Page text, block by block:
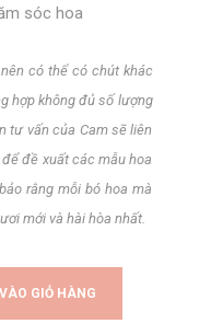
sóc hoa
có thể có chút khác
hợp không đủ số lượng
tư vấn của Cam sẽ liên
đề xuất các mẫu hoa
rằng mỗi bó hoa mà
mới và hài hòa nhất.
GIỎ HÀNG